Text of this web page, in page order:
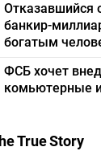
Отказавшийся
банкир-
богатым
ФСБ хочет
комьютерные